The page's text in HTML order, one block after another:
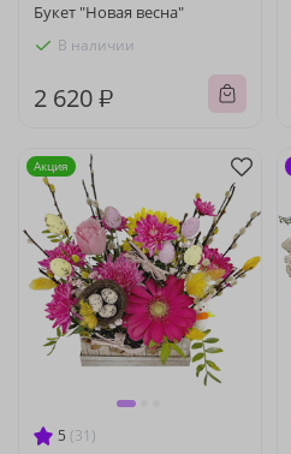
Букет "Новая весна"
В наличии
2 620 ₽
5 (31)
Акция